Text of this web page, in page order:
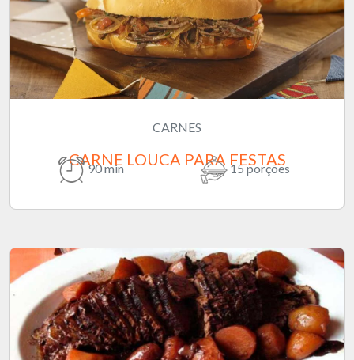
CARNES
CARNE LOUCA PARA FESTAS
90 min 15 porções